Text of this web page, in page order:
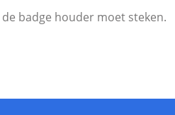
badge houder moet steken.